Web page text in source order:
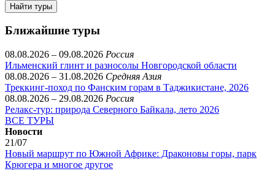
Найти туры
Ближайшие туры
08.08.2026 – 09.08.2026 Россия
Ильменский глинт и разносолы Новгородской области
08.08.2026 – 31.08.2026 Средняя Азия
Треккинг-поход по Фанским горам в Таджикистане, 2026
08.08.2026 – 29.08.2026 Россия
Релакс-тур: природа Северного Байкала, лето 2026
ВСЕ ТУРЫ
Новости
21/07
Новый маршрут по Южной Африке: Драконовы горы, парк
Крюгера и многое другое